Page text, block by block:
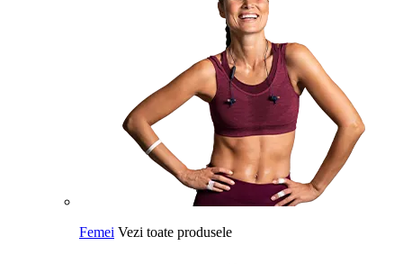
Femei Vezi toate produsele